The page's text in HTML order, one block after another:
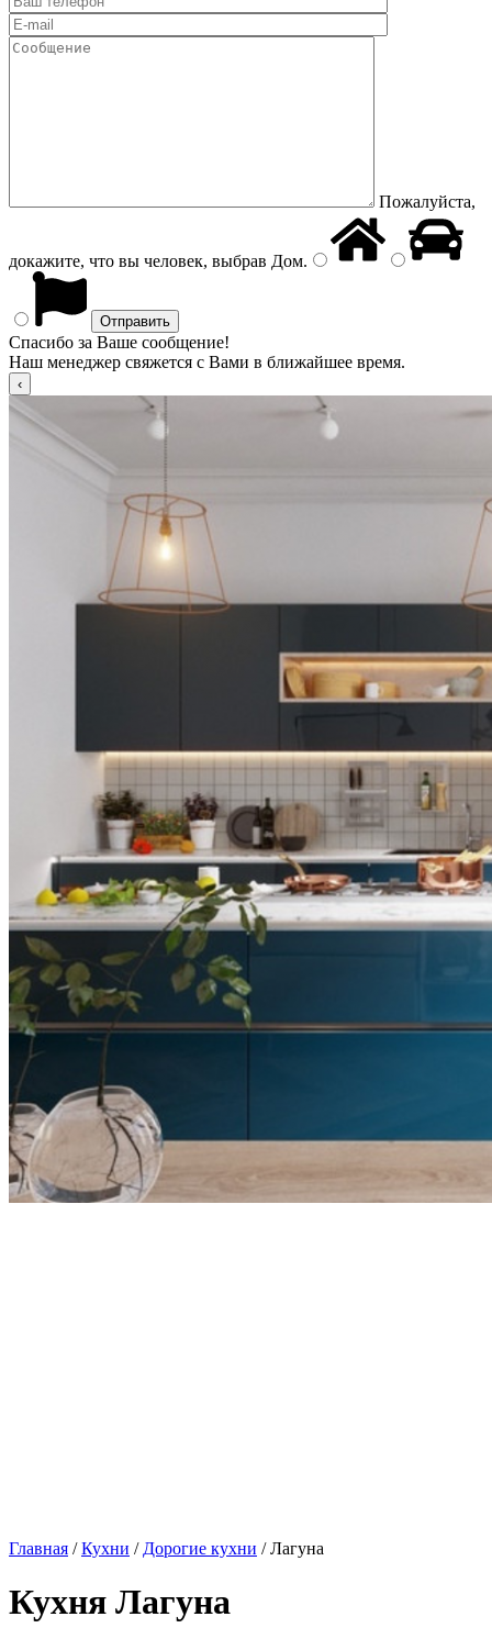
Пожалуйста,
докажите, что вы человек, выбрав Дом.
Спасибо за Ваше сообщение!
Наш менеджер свяжется с Вами в ближайшее время.
Главная /Кухни / Дорогие кухни / Лагуна
Кухня Лагуна